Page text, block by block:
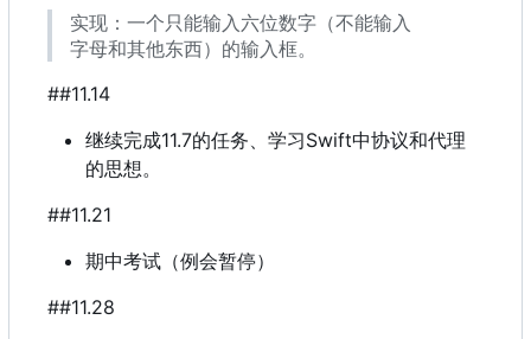
实现：一个只能输入六位数字（不能输入
字母和其他东西）的输入框。
##11.14
继续完成11.7的任务、学习Swift中协议和代理
的思想。
##11.21
期中考试（例会暂停）
##11.28